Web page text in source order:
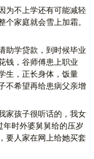
为不上学还有可能减轻
家庭就会雪上加霜。
助学贷款，到时候毕业
钱，谷师傅患上职业
生，正长身体，饭量
不希望再给患病父亲增
家孩子很听话的，我女
年时外婆舅舅给的压岁
要人家在网上给她买套